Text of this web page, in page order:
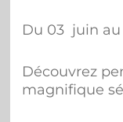
Du 03 juin
Découvrez
magnifique